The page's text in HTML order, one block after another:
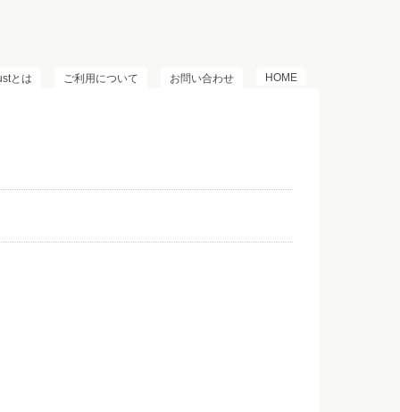
HOME
お問い合わせ
ご利用について
とは